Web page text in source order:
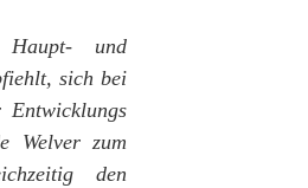
und
sich bei
Welver zum
den